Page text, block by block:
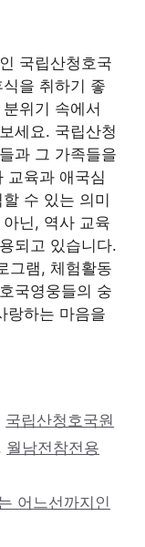
국립산청호국
을 취하기 좋
위기 속에서
세요. 국립산청
과 그 가족들을
교육과 애국심
수 있는 의미
닌, 역사 교육
되고 있습니다.
그램, 체험활동
국영웅들의 숭
랑하는 마음을
국립산청호국원
월남전참전용
어느선까지인